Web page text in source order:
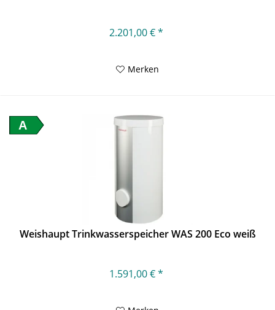
2.201,00 € *
Merken
A
Weishaupt Trinkwasserspeicher WAS 200 Eco weiß
1.591,00 € *